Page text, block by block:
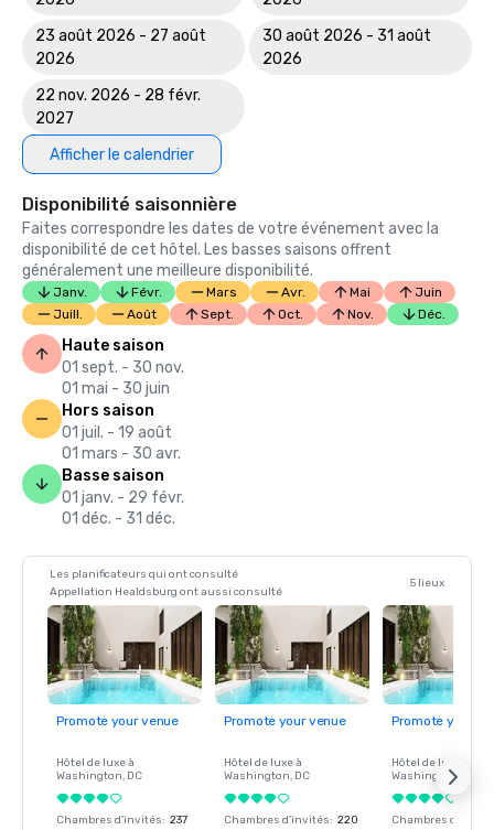
23 août 2026 - 27 août
2026
30 août 2026 - 31 août
2026
22 nov. 2026 - 28 févr.
2027
Afficher le calendrier
Disponibilité saisonnière
Faites correspondre les dates de votre événement avec la
disponibilité de cet hôtel. Les basses saisons offrent
généralement une meilleure disponibilité.
Janv. Févr. Mars Avr. Mai
Juin
Juill.
Août Sept. Oct. Nov. Déc.
Haute saison
01 sept. - 30 nov.
01 mai - 30 juin
Hors saison
01 juil. - 19 août
01 mars - 30 avr.
Basse saison
01 janv. - 29 févr.
01 déc. - 31 déc.
Les planificateurs qui ont consulté
Appellation Healdsburg ont aussi consulté
5 lieux
Promote your venue
Hôtel de luxe à
Washington, DC
Chambres d'invités: 237
Promote your venue
Hôtel de luxe à
Washington, DC
Chambres d'invités: 220
Promote your
Hôtel de luxe à
Washington
Chambres